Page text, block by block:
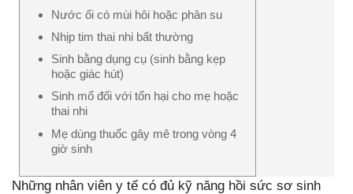
Nước ối có mùi hôi hoặc phân su
Nhịp tim thai nhi bất thường
Sinh bằng dụng cụ (sinh bằng kẹp
hoặc giác hút)
Sinh mổ đối với tổn hại cho mẹ hoặc
thai nhi
Mẹ dùng thuốc gây mê trong vòng 4
giờ sinh
Những nhân viên y tế có đủ kỹ năng hồi sức sơ sinh